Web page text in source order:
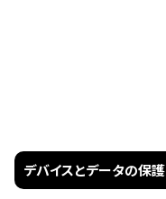
デバイスとデータの保護